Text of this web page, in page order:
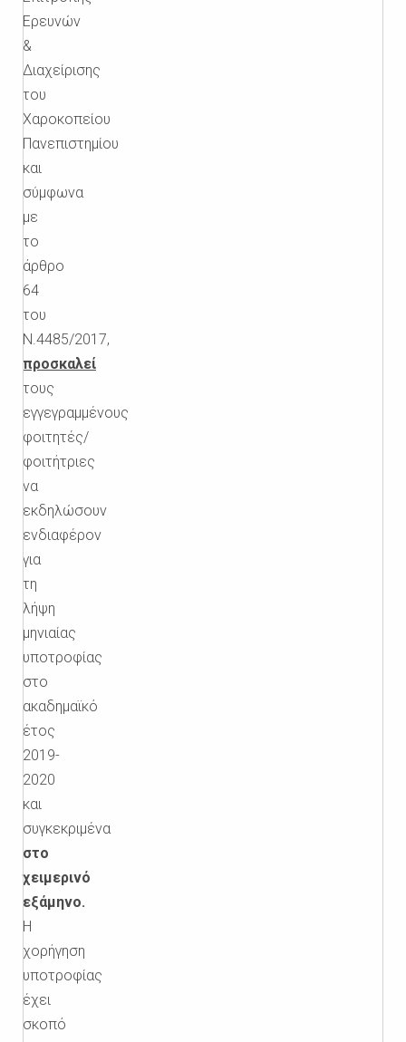
Ερευνών
&
Διαχείρισης
του
Χαροκοπείου
Πανεπιστημίου
και
σύμφωνα
με
το
άρθρο
64
του
Ν.4485/2017,
προσκαλεί
τους
εγγεγραμμένους
φοιτητές/
φοιτήτριες
να
εκδηλώσουν
ενδιαφέρον
για
τη
λήψη
μηνιαίας
υποτροφίας
στο
ακαδημαϊκό
έτος
2019-
2020
και
συγκεκριμένα
στο
χειμερινό
εξάμηνο.
Η
χορήγηση
υποτροφίας
έχει
σκοπό